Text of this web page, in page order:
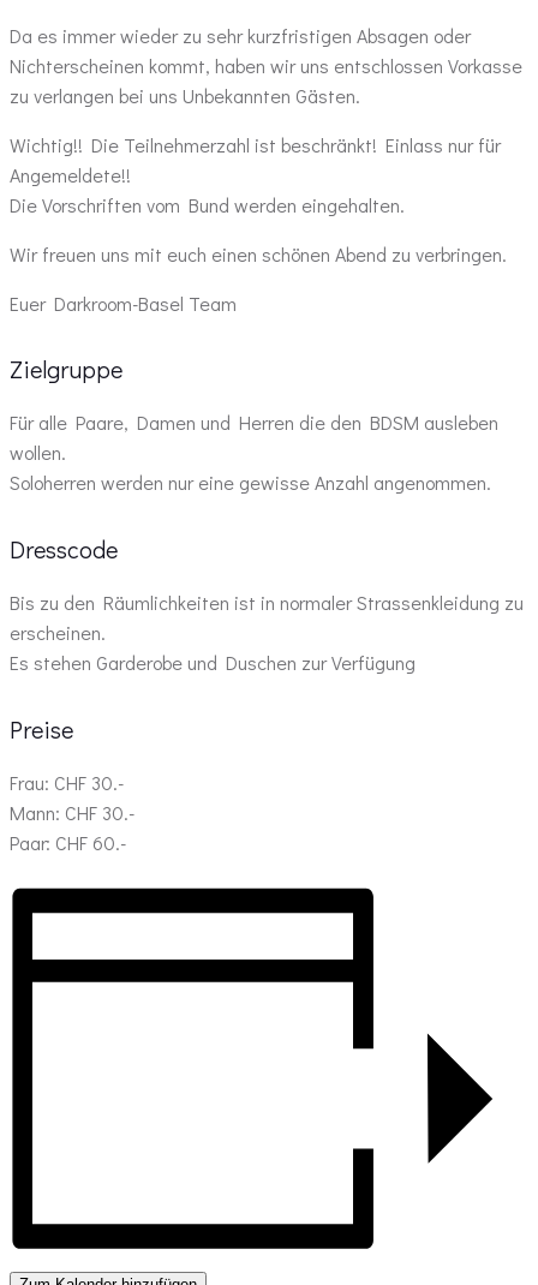
Da es immer wieder zu sehr kurzfristigen Absagen oder
Nichterscheinen kommt, haben wir uns entschlossen Vorkasse
zu verlangen bei uns Unbekannten Gästen.
Wichtig!! Die Teilnehmerzahl ist beschränkt! Einlass nur für
Angemeldete!!
Die Vorschriften vom Bund werden eingehalten.
Wir freuen uns mit euch einen schönen Abend zu verbringen.
Euer Darkroom-Basel Team
Zielgruppe
Für alle Paare, Damen und Herren die den BDSM ausleben
wollen.
Soloherren werden nur eine gewisse Anzahl angenommen.
Dresscode
Bis zu den Räumlichkeiten ist in normaler Strassenkleidung zu
erscheinen.
Es stehen Garderobe und Duschen zur Verfügung
Preise
Frau: CHF 30.-
Mann: CHF 30.-
Paar: CHF 60.-